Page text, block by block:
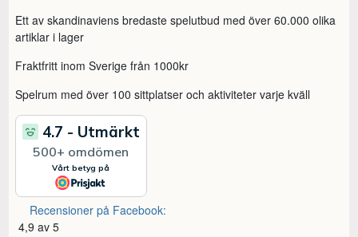
Ett av skandinaviens bredaste spelutbud med över 60.000 olika
artiklar i lager
Fraktfritt inom Sverige från 1000kr
Spelrum med över 100 sittplatser och aktiviteter varje kväll
Recensioner på Facebook:
4,9 av 5